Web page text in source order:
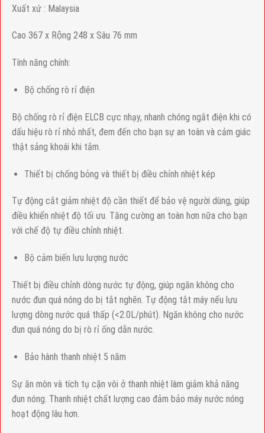
Xuất xứ : Malaysia
Cao 367 x Rộng 248 x Sâu 76 mm
Tính năng chính:
Bộ chống rò rỉ điện
Bộ chống rò rỉ đìện ELCB cực nhạy, nhanh chóng ngắt điện khi có
dấu hiệu rò rỉ nhỏ nhất, đem đến cho bạn sự an toàn và cảm giác
thật sảng khoái khi tắm.
Thiết bị chống bỏng và thiết bị điều chỉnh nhiệt kép
Tự động cắt giảm nhiệt độ cần thiết để bảo vệ người dùng, giúp
điều khiển nhiệt độ tối ưu. Tăng cường an toàn hơn nữa cho bạn
với chế độ tự điều chỉnh nhiệt.
Bộ cảm biến lưu lượng nước
Thiết bị điều chỉnh dòng nước tự động, giúp ngăn không cho
nước đun quá nóng do bị tắt nghẽn. Tự động tắt máy nếu lưu
lượng dòng nước quá thấp (<2.0L/phút). Ngăn không cho nước
đun quá nóng do bị rò rỉ ống dẫn nước.
Bảo hành thanh nhiệt 5 năm
Sự ăn mòn và tích tụ cặn vôi ở thanh nhiệt làm giảm khả năng
đun nóng. Thanh nhiệt chất lượng cao đảm bảo máy nước nóng
hoạt động lâu hơn.